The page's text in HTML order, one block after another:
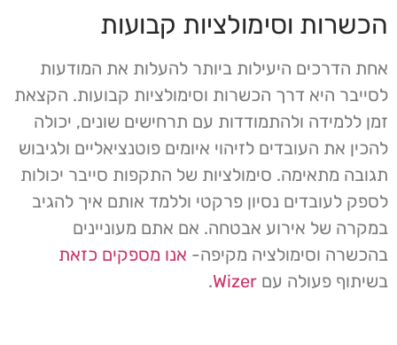
הכשרות וסימולציות קבועות
אחת הדרכים היעילות ביותר להעלות את המודעות
לסייבר היא דרך הכשרות וסימולציות קבועות. הקצאת
זמן ללמידה ולהתמודדות עם תרחישים שונים, יכולה
להכין את העובדים לזיהוי איומים פוטנציאליים ולגיבוש
תגובה מתאימה. סימולציות של התקפות סייבר יכולות
לספק לעובדים נסיון פרקטי וללמד אותם איך להגיב
במקרה של אירוע אבטחה. אם אתם מעוניינים
בהכשרה וסימולציה מקיפה- אנו מספקים כזאת
בשיתוף פעולה עם Wizer
.